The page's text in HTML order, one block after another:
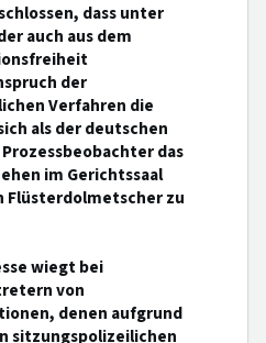
dass unter
auch aus dem
der
Verfahren die
als der deutschen
das
im Gerichtssaal
Flüsterdolmetscher zu
wiegt bei
von
denen aufgrund
sitzungspolizeilichen